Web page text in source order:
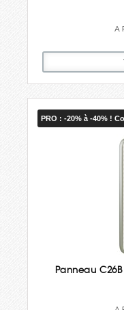
PRO : -20% à -40% !
Panneau